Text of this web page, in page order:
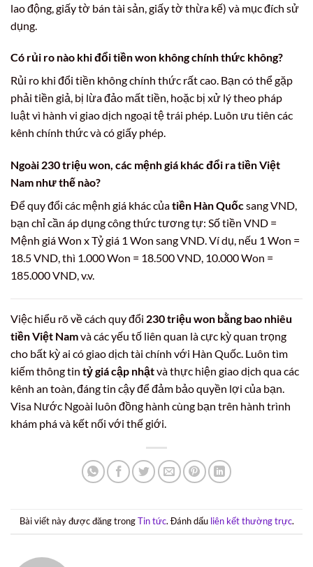
lao động, giấy tờ bán tài sản, giấy tờ thừa kế) và mục đích sử
dụng.
Có rủi ro nào khi đổi tiền won không chính thức không?
Rủi ro khi đổi tiền không chính thức rất cao. Bạn có thể gặp
phải tiền giả, bị lừa đảo mất tiền, hoặc bị xử lý theo pháp
luật vì hành vi giao dịch ngoại tệ trái phép. Luôn ưu tiên các
kênh chính thức và có giấy phép.
Ngoài 230 triệu won, các mệnh giá khác đổi ra tiền Việt
Nam như thế nào?
Để quy đổi các mệnh giá khác củatiền Hàn Quốcsang VND,
bạn chỉ cần áp dụng công thức tương tự: Số tiền VND =
Mệnh giá Won x Tỷ giá 1 Won sang VND. Ví dụ, nếu 1 Won =
18.5 VND, thì 1.000 Won = 18.500 VND, 10.000 Won =
185.000 VND, v.v.
Việc hiểu rõ về cách quy đổi 230 triệu won bằng bao nhiêu
tiền Việt Namvà các yếu tố liên quan là cực kỳ quan trọng
cho bất kỳ ai có giao dịch tài chính với Hàn Quốc. Luôn tìm
kiếm thông tin tỷ giá cập nhậtvà thực hiện giao dịch qua các
kênh an toàn, đáng tin cậy để đảm bảo quyền lợi của bạn.
Visa Nước Ngoài luôn đồng hành cùng bạn trên hành trình
khám phá và kết nối với thế giới.
Bài viết này được đăng trongTin tức. Đánh dấu liên kết thường trực.